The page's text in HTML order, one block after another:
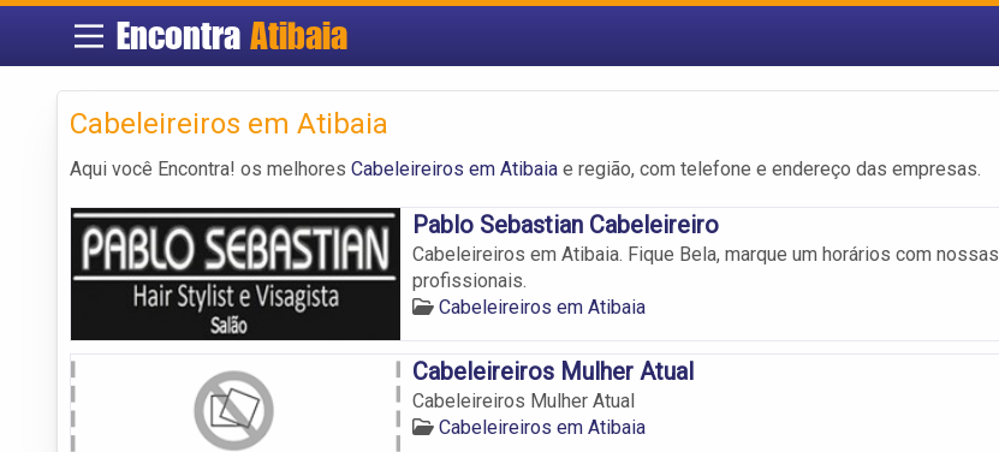
EncontraAtibaia
Cabeleireiros em Atibaia
Aqui você Encontra! os melhores Cabeleireiros em Atibaia e região, com telefone e endereço das empresas.
Pablo Sebastian Cabeleireiro
Cabeleireiros em Atibaia. Fique Bela, marque um horários com nossas
profissionais.
Cabeleireiros em Atibaia
Cabeleireiros Mulher Atual
Cabeleireiros Mulher Atual
Cabeleireiros em Atibaia